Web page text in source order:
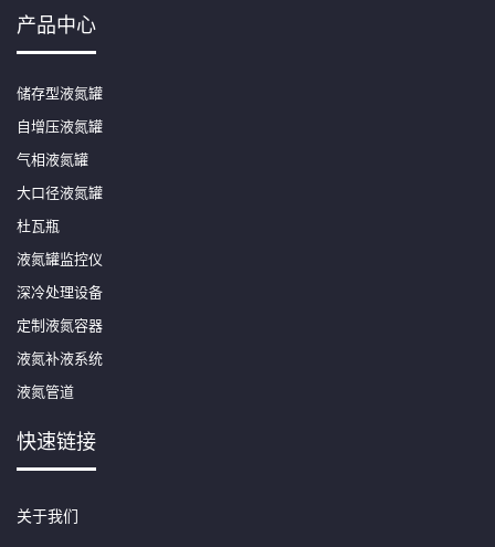
产品中心
储存型液氮罐
自增压液氮罐
气相液氮罐
大口径液氮罐
杜瓦瓶
液氮罐监控仪
深冷处理设备
定制液氮容器
液氮补液系统
液氮管道
快速链接
关于我们